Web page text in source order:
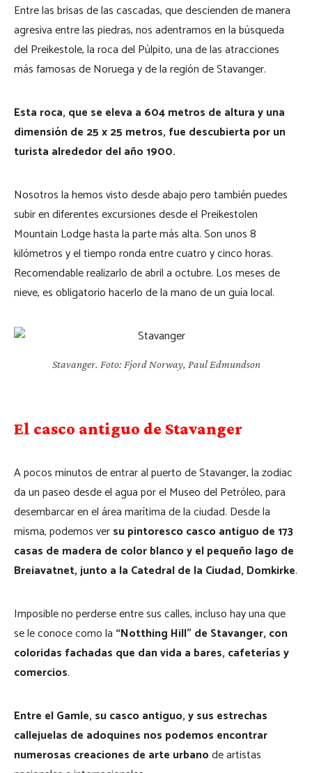
Entre las brisas de las cascadas, que descienden de manera
agresiva entre las piedras, nos adentramos en la búsqueda
del Preikestole, la roca del Púlpito, una de las atracciones
más famosas de Noruega y de la región de Stavanger.
Esta roca, que se eleva a 604 metros de altura y una
dimensión de 25 x 25 metros, fue descubierta por un
turista alrededor del año 1900.
Nosotros la hemos visto desde abajo pero también puedes
subir en diferentes excursiones desde el Preikestolen
Mountain Lodge hasta la parte más alta. Son unos 8
kilómetros y el tiempo ronda entre cuatro y cinco horas.
Recomendable realizarlo de abril a octubre. Los meses de
nieve, es obligatorio hacerlo de la mano de un guía local.
Stavanger. Foto: Fjord Norway, Paul Edmundson
El casco antiguo de Stavanger
A pocos minutos de entrar al puerto de Stavanger, la zodiac
da un paseo desde el agua por el Museo del Petróleo, para
desembarcar en el área marítima de la ciudad. Desde la
misma, podemos versu pintoresco casco antiguo de 173
casas de madera de color blanco y el pequeño lago de
Breiavatnet, junto a la Catedral de la Ciudad, Domkirke.
Imposible no perderse entre sus calles, incluso hay una que
se le conoce como la “Notthing Hill” de Stavanger, con
coloridas fachadas que dan vida a bares, cafeterías y
comercios.
Entre el Gamle, su casco antiguo, y sus estrechas
callejuelas de adoquines nos podemos encontrar
numerosas creaciones de arte urbanode artistas